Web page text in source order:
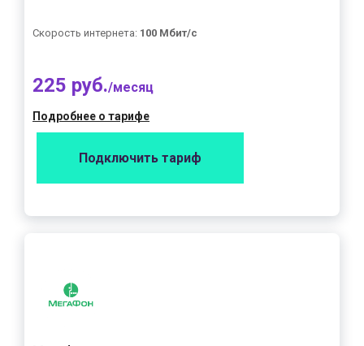
Скорость интернета: 100 Мбит/с
225 руб./месяц
Подробнее о тарифе
Подключить тариф